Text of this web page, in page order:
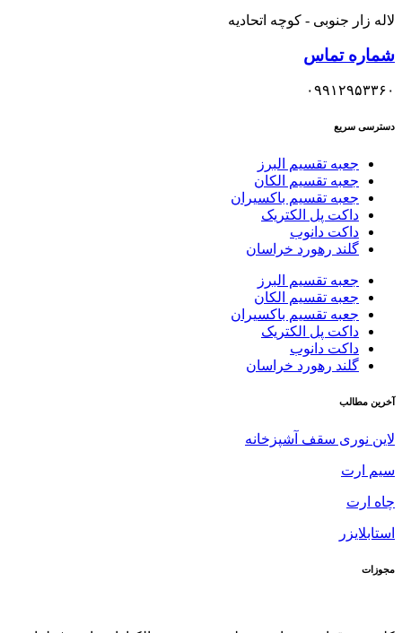
لاله زار جنوبی - کوچه اتحادیه
شماره تماس
۰۹۹۱۲۹۵۳۳۶۰
دسترسی سریع
جعبه تقسیم البرز
جعبه تقسیم الکان
جعبه تقسیم باکسیران
داکت پل الکتریک
داکت دانوب
گلند رهورد خراسان
جعبه تقسیم البرز
جعبه تقسیم الکان
جعبه تقسیم باکسیران
داکت پل الکتریک
داکت دانوب
گلند رهورد خراسان
آخرین مطالب
لاین نوری سقف آشپزخانه
سیم ارت
چاه ارت
استابلایزر
مجوزات